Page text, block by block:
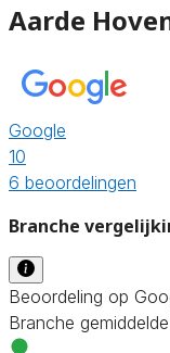
Aarde
Google
10
6 beoordelingen
Branche
Beoordeling op
Branche